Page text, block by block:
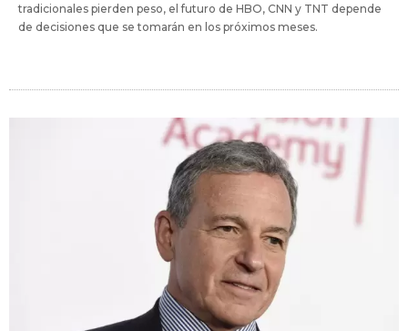
tradicionales pierden peso, el futuro de HBO, CNN y TNT depende
de decisiones que se tomarán en los próximos meses.